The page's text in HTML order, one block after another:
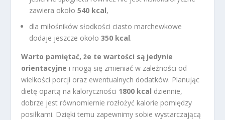
zawiera około540 kcal,
dla miłośników słodkości ciasto marchewkowe
dodaje jeszcze około350 kcal.
Warto pamiętać, że te wartości są jedynie
orientacyjne i mogą się zmieniać w zależności od
wielkości porcji oraz ewentualnych dodatków. Planując
dietę opartą na kaloryczności 1800 kcal dziennie,
dobrze jest równomiernie rozłożyć kalorie pomiędzy
posiłkami. Dzięki temu zapewnimy sobie wystarczającą